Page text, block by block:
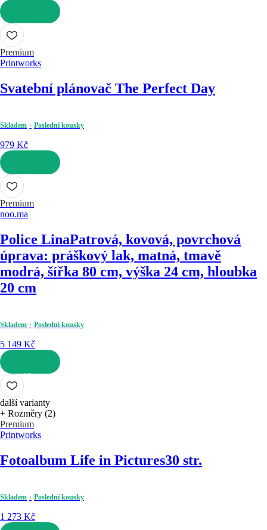
DO KOŠÍKU
Premium
Printworks
Svatební plánovač The Perfect Day
Skladem Poslední kousky
979 Kč
DO KOŠÍKU
Premium
noo.ma
Police LinaPatrová, kovová, povrchová
úprava: práškový lak, matná, tmavě
modrá, šířka 80 cm, výška 24 cm, hloubka
20 cm
Skladem Poslední kousky
5 149 Kč
DO KOŠÍKU
další varianty
+ Rozměry (2)
Premium
Printworks
Fotoalbum Life in Pictures30 str.
Skladem Poslední kousky
1 273 Kč